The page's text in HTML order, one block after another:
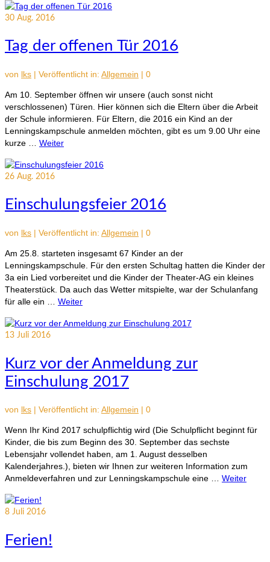
30 Aug. 2016
Tag der offenen Tür 2016
von lks | Veröffentlicht in: Allgemein | 0
Am 10. September öffnen wir unsere (auch sonst nicht
verschlossenen) Türen. Hier können sich die Eltern über die Arbeit
der Schule informieren. Für Eltern, die 2016 ein Kind an der
Lenningskampschule anmelden möchten, gibt es um 9.00 Uhr eine
kurze … Weiter
26 Aug. 2016
Einschulungsfeier 2016
von lks | Veröffentlicht in: Allgemein | 0
Am 25.8. starteten insgesamt 67 Kinder an der
Lenningskampschule. Für den ersten Schultag hatten die Kinder der
3a ein Lied vorbereitet und die Kinder der Theater-AG ein kleines
Theaterstück. Da auch das Wetter mitspielte, war der Schulanfang
für alle ein … Weiter
13 Juli 2016
Kurz vor der Anmeldung zur
Einschulung 2017
von lks | Veröffentlicht in: Allgemein | 0
Wenn Ihr Kind 2017 schulpflichtig wird (Die Schulpflicht beginnt für
Kinder, die bis zum Beginn des 30. September das sechste
Lebensjahr vollendet haben, am 1. August desselben
Kalenderjahres.), bieten wir Ihnen zur weiteren Information zum
Anmeldeverfahren und zur Lenningskampschule eine … Weiter
8 Juli 2016
Ferien!